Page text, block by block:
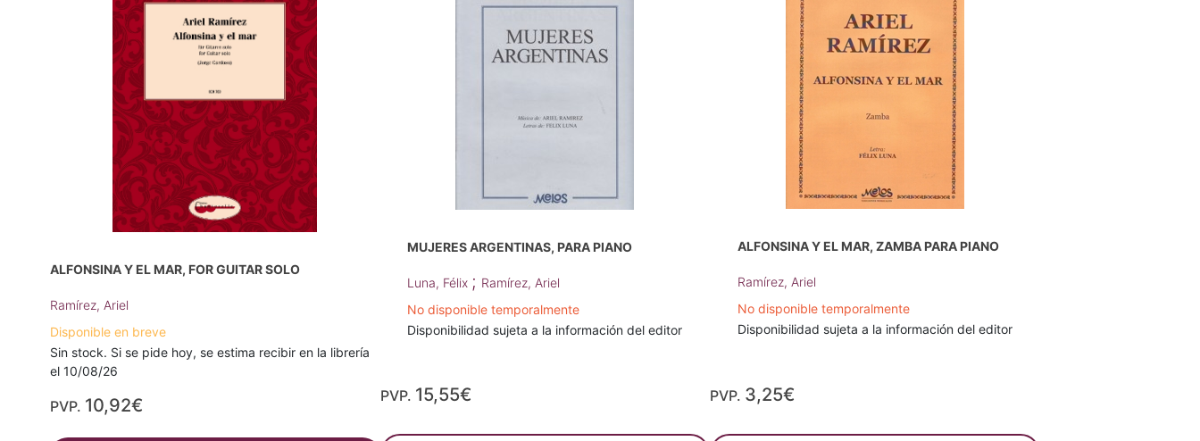
ALFONSINA Y EL MAR, FOR GUITAR SOLO
Ramírez, Ariel
Disponible en breve
Sin stock. Si se pide hoy, se estima recibir en la librería
el 10/08/26
PVP. 10,92€
MUJERES ARGENTINAS, PARA PIANO
Luna, Félix ; Ramírez, Ariel
No disponible temporalmente
Disponibilidad sujeta a la información del editor
PVP. 15,55€
ALFONSINA Y EL MAR, ZAMBA PARA PIANO
Ramírez, Ariel
No disponible temporalmente
Disponibilidad sujeta a la información del editor
PVP. 3,25€